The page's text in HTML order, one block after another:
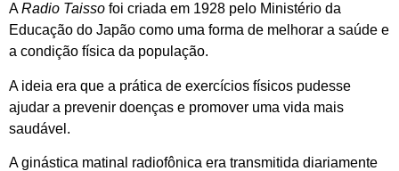
ARadio Taisso foi criada em 1928 pelo Ministério da
Educação do Japão como uma forma de melhorar a saúde e
a condição física da população.
A ideia era que a prática de exercícios físicos pudesse
ajudar a prevenir doenças e promover uma vida mais
saudável.
A ginástica matinal radiofônica era transmitida diariamente